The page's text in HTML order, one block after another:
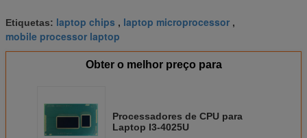
Etiquetas: laptop chips , laptop microprocessor ,
mobile processor laptop
Obter o melhor preço para
Processadores de CPU para
Laptop I3-4025U